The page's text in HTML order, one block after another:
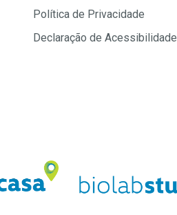
Política de Privacidade
Declaração de Acessibilidade